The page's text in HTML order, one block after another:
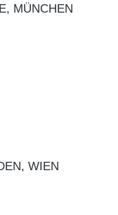
MÜNCHEN
WIEN